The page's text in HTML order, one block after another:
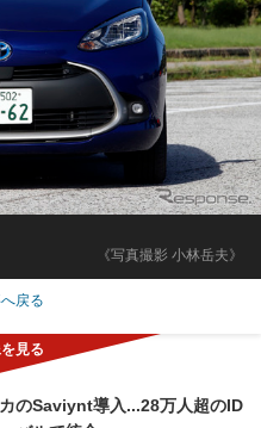
《写真撮影 小林岳夫》
戻る
のSaviynt導入...28万人超のID